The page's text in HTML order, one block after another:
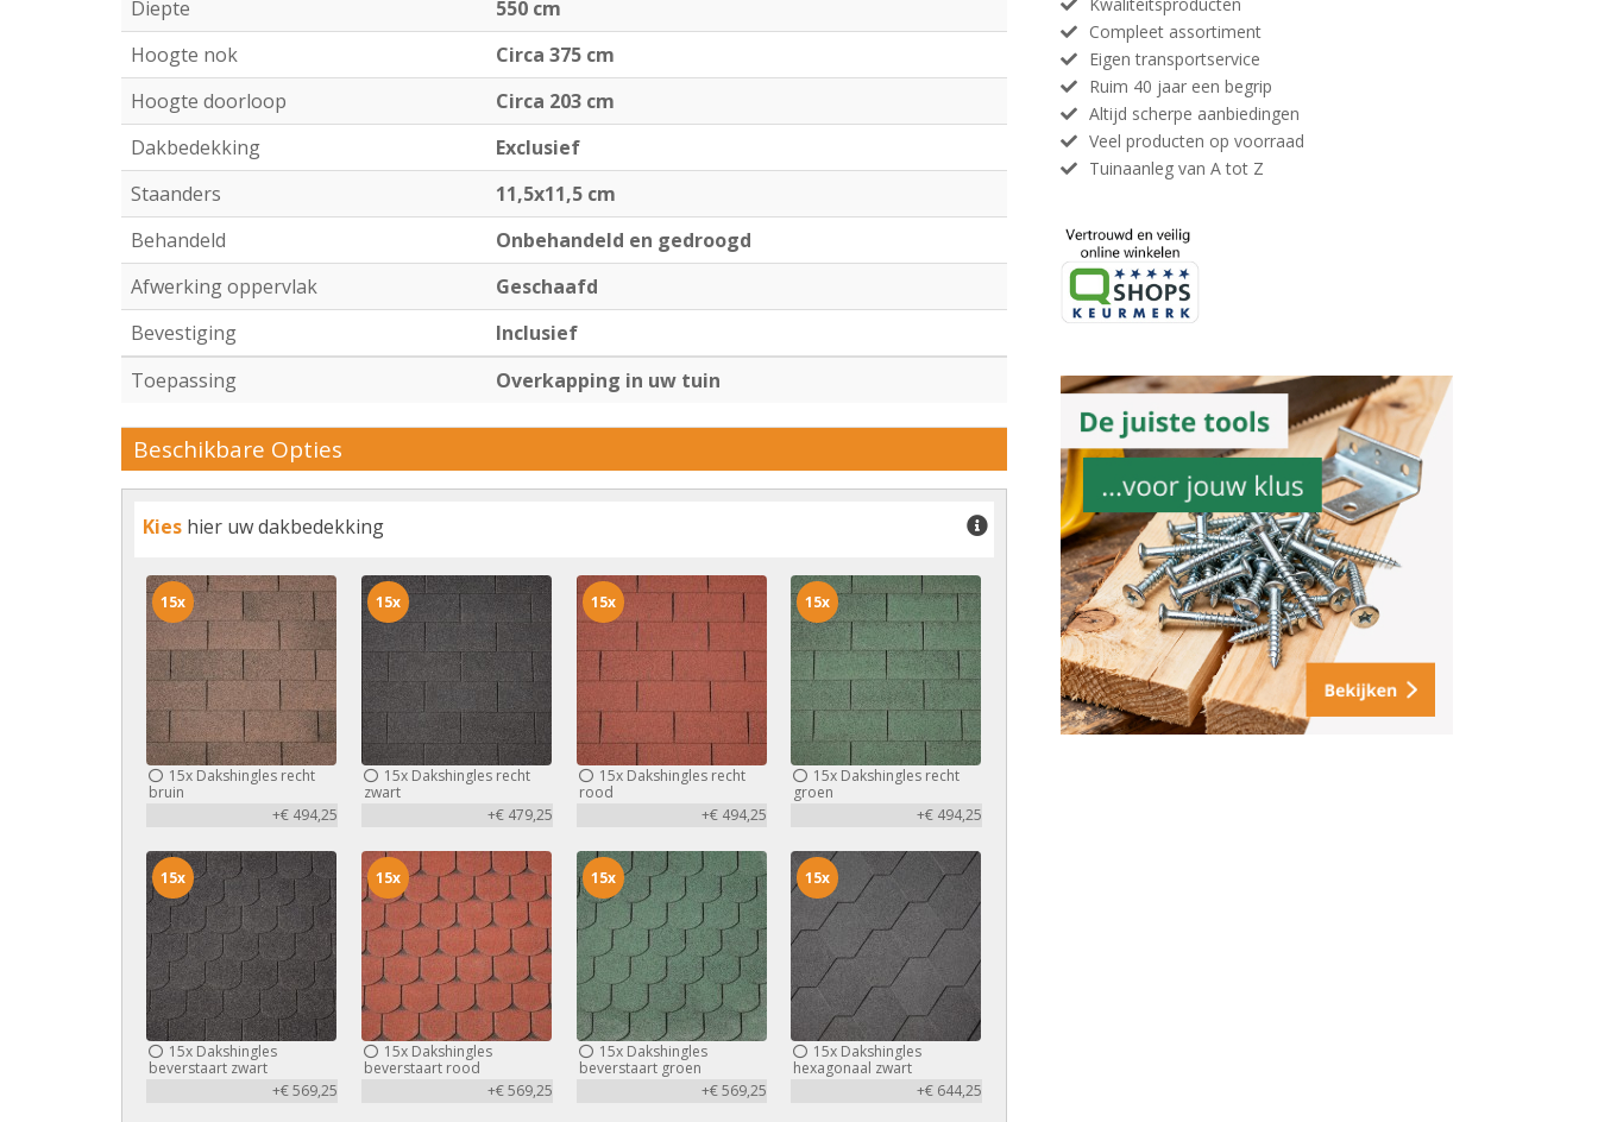
Diepte
550 cm
Hoogte nok
Circa 375 cm
Hoogte doorloop
Circa 203 cm
Dakbedekking
Exclusief
Staanders
11,5x11,5 cm
Behandeld
Onbehandeld en gedroogd
Afwerking oppervlak
Geschaafd
Bevestiging
Inclusief
Toepassing
Overkapping in uw tuin
Beschikbare Opties
Kies hier uw dakbedekking
15x Dakshingles recht
bruin
+€ 494,25
15x
15xDakshingles recht
zwart
+€ 479,25
15x
15xDakshingles recht
rood
+€ 494,25
15x
15x Dakshingles recht
groen
+€ 494,25
15x
15x Dakshingles
beverstaart zwart
+€ 569,25
15x
15xDakshingles
beverstaart rood
+€ 569,25
15x
15xDakshingles
beverstaart groen
+€ 569,25
15x
15x Dakshingles
hexagonaal zwart
+€ 644,25
15x
Compleet assortiment
Eigen transportservice
Ruim 40 jaar een begrip
Altijd scherpe aanbiedingen
Veel producten op voorraad
Tuinaanleg van A tot Z